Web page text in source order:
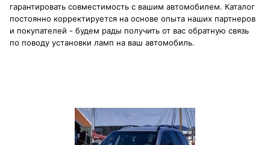
гарантировать совместимость с вашим автомобилем. Каталог
постоянно корректируется на основе опыта наших партнеров
и покупателей - будем рады получить от вас обратную связь
по поводу установки ламп на ваш автомобиль.